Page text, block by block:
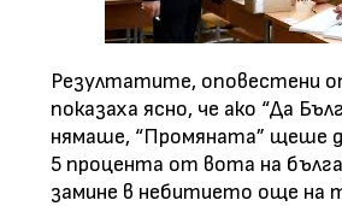
Резултатите, оповестени
показаха ясно, че ако “Да
нямаше, “Промяната” щеше
5 процента от вота на
замине в небитието още на